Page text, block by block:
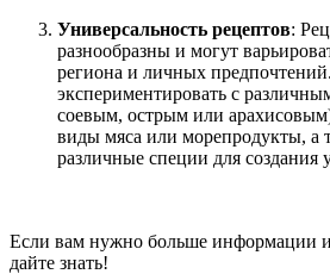
Универсальность рецептов:
разнообразны и могут
региона и личных
экспериментировать с
соевым, острым или
виды мяса или морепродукты, а
различные специи для создания
Если вам нужно больше информации
дайте знать!